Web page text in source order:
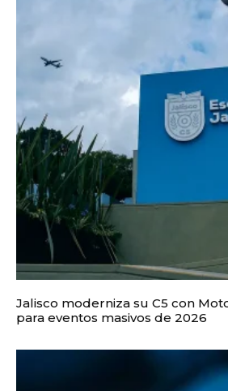
Jalisco moderniza su C5 con
para eventos masivos de 2026